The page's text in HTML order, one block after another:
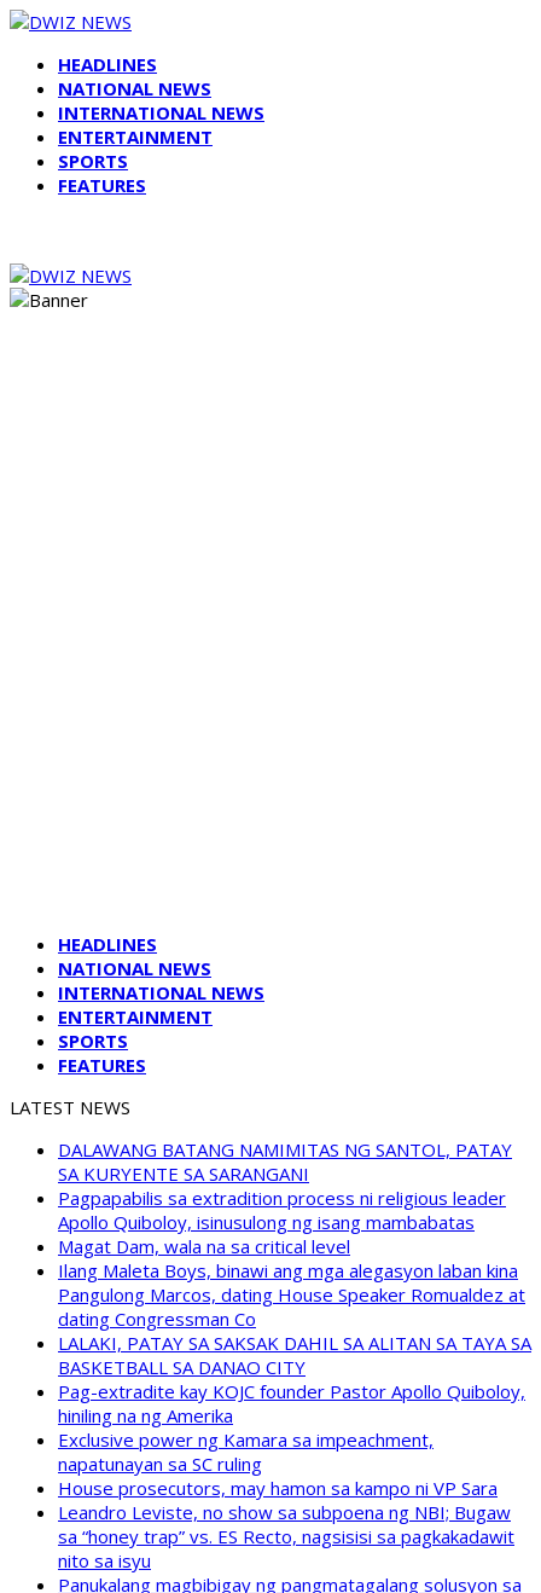
HEADLINES
NATIONAL NEWS
INTERNATIONAL NEWS
ENTERTAINMENT
SPORTS
FEATURES
HEADLINES
NATIONAL NEWS
INTERNATIONAL NEWS
ENTERTAINMENT
SPORTS
FEATURES
LATEST NEWS
DALAWANG BATANG NAMIMITAS NG SANTOL, PATAY
SA KURYENTE SA SARANGANI
Pagpapabilis sa extradition process ni religious leader
Apollo Quiboloy, isinusulong ng isang mambabatas
Magat Dam, wala na sa critical level
Ilang Maleta Boys, binawi ang mga alegasyon laban kina
Pangulong Marcos, dating House Speaker Romualdez at
dating Congressman Co
LALAKI, PATAY SA SAKSAK DAHIL SA ALITAN SA TAYA SA
BASKETBALL SA DANAO CITY
Pag-extradite kay KOJC founder Pastor Apollo Quiboloy,
hiniling na ng Amerika
Exclusive power ng Kamara sa impeachment,
napatunayan sa SC ruling
House prosecutors, may hamon sa kampo ni VP Sara
Leandro Leviste, no show sa subpoena ng NBI; Bugaw
sa “honey trap” vs. ES Recto, nagsisisi sa pagkakadawit
nito sa isyu
Panukalang magbibigay ng pangmatagalang solusyon sa